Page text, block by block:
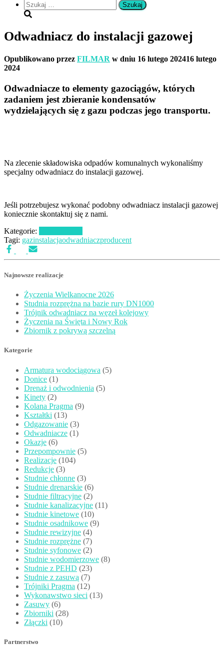
Szukaj:
Odwadniacz do instalacji gazowej
Opublikowano przez FILMAR w dniu 16 lutego 202416 lutego
2024
Odwadniacze to elementy gazociągów, których
zadaniem jest zbieranie kondensatów
wydzielających się z gazu podczas jego transportu.
Na zlecenie składowiska odpadów komunalnych wykonaliśmy
specjalny odwadniacz do instalacji gazowej.
Jeśli potrzebujesz wykonać podobny odwadniacz instalacji gazowej
koniecznie skontaktuj się z nami.
Kategorie:
Tagi: gazinstalacjaodwadniaczproducent
Najnowsze realizacje
Życzenia Wielkanocne 2026
Studnia rozprężna na bazie rury DN1000
Trójnik odwadniacz na węzeł kolejowy
Życzenia na Święta i Nowy Rok
Zbiornik z pokrywą szczelną
Kategorie
Armatura wodociągowa (5)
Donice (1)
Drenaż i odwodnienia (5)
Kinety (2)
Kolana Pragma (9)
Kształtki (13)
Odgazowanie (3)
Odwadniacze (1)
Okazje (6)
Przepompownie (5)
Realizacje (104)
Redukcje (3)
Studnie chłonne (3)
Studnie drenarskie (6)
Studnie filtracyjne (2)
Studnie kanalizacyjne (11)
Studnie kinetowe (10)
Studnie osadnikowe (9)
Studnie rewizyjne (4)
Studnie rozprężne (7)
Studnie syfonowe (2)
Studnie wodomierzowe (8)
Studnie z PEHD (23)
Studnie z zasuwą (7)
Trójniki Pragma (12)
Wykonawstwo sieci (13)
Zasuwy (6)
Zbiorniki (28)
Złączki (10)
Partnerstwo